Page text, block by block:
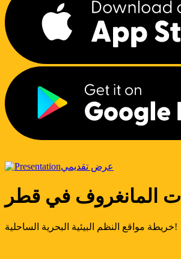
عرض تقديمي
المانغروف في قطر
خريطة مواقع النظم البيئية البحرية الساحلية!